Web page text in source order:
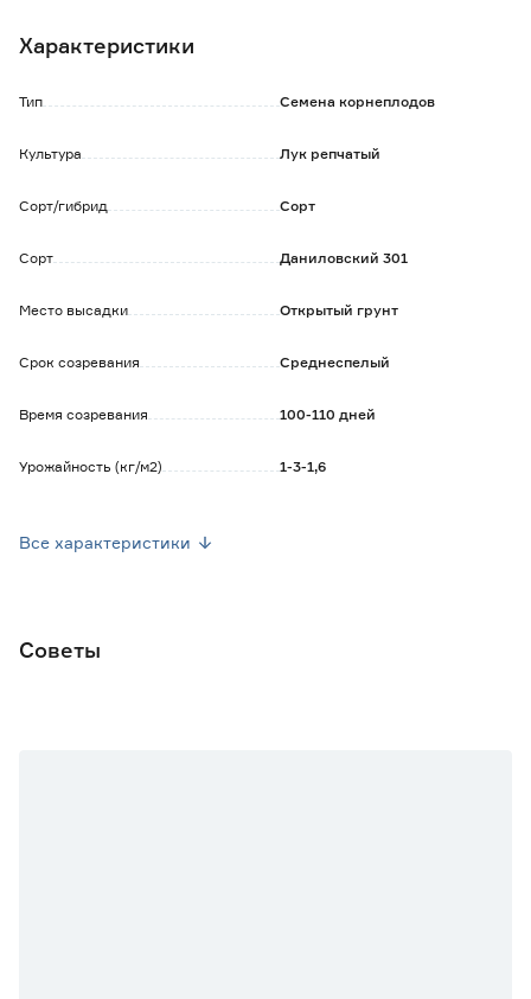
Лежкость хорошая.
Характеристики
Тип Семена корнеплодов
Культура Лук репчатый
Сорт/гибрид Сорт
Сорт Даниловский 301
Место высадки Открытый грунт
Срок созревания Среднеспелый
Время созревания 100-110 дней
Урожайность (кг/м2) 1-3-1,6
Все характеристики
Советы